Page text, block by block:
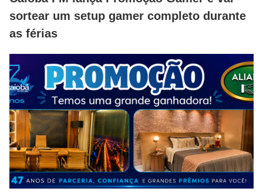
sortear um setup gamer completo durante
as férias